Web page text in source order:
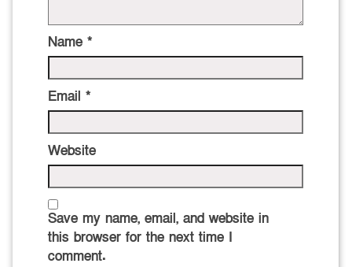
Name *
Email *
Website
Save my name, email, and website in
this browser for the next time I
comment.